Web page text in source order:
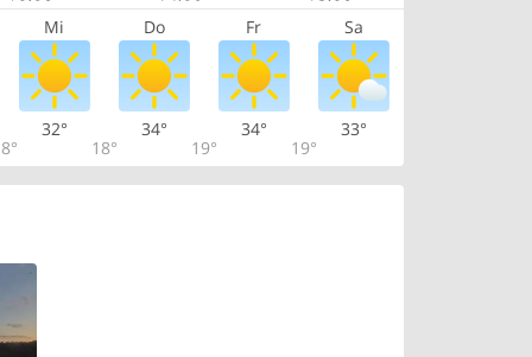
Mi Do Fr Sa
32°
18°
34°
19°
34°
19°
33°